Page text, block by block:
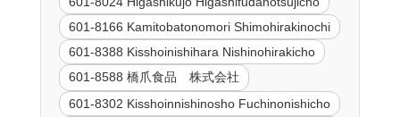
601-8166 Kamitobatonomori Shimohirakinochi
601-8388 Kisshoinishihara Nishinohirakicho
601-8588 橋爪食品 株式会社
601-8302 Kisshoinnishinosho Fuchinonishicho